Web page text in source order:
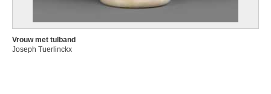
Vrouw met tulband
Joseph Tuerlinckx